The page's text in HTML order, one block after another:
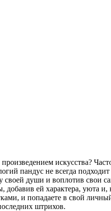
искусства?
пандус не всегда
своей души и воплотив свои
добавив ей характера, уюта и,
и попадаете в свой
штрихов.